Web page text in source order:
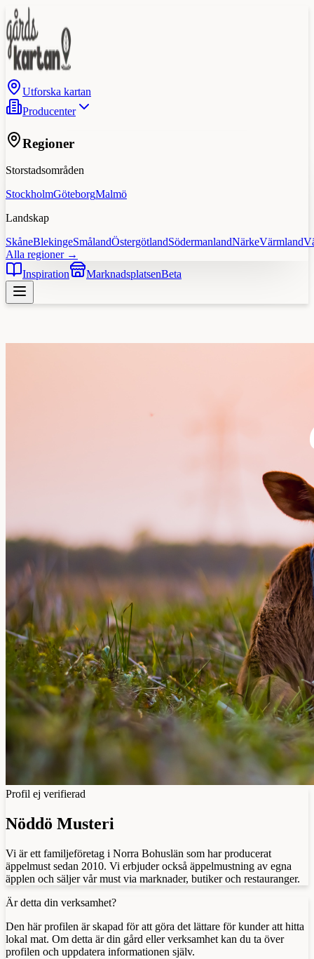
Utforska kartan
Producenter
Regioner
Storstadsområden
StockholmGöteborgMalmö
Landskap
SkåneBlekingeSmålandÖstergötlandSödermanlandNärkeVärmland
Alla regioner →
Inspiration
MarknadsplatsenBeta
Profil ej verifierad
Nöddö Musteri
Vi är ett familjeföretag i Norra Bohuslän som har producerat
äppelmust sedan 2010. Vi erbjuder också äppelmustning av egna
äpplen och säljer vår must via marknader, butiker och restauranger.
Är detta din verksamhet?
Den här profilen är skapad för att göra det lättare för kunder att hitta
lokal mat. Om detta är din gård eller verksamhet kan du ta över
profilen och uppdatera informationen själv.